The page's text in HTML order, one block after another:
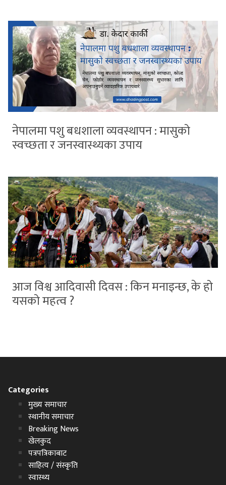
नेपालमा पशु बधशाला व्यवस्थापन : मासुको
स्वच्छता र जनस्वास्थ्यका उपाय
आज विश्व आदिवासी दिवस : किन मनाइन्छ, के हो
यसको महत्व ?
Categories
मुख्य समाचार
स्थानीय समाचार
Breaking News
खेलकुद
पत्रपत्रिकाबाट
साहित्य / संस्कृति
स्वास्थ्य